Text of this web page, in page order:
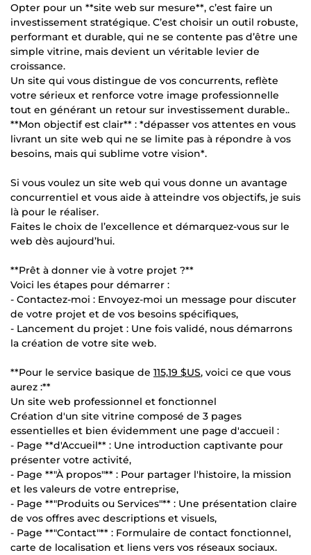
Opter pour un **site web sur mesure**, c’est faire un
investissement stratégique. C’est choisir un outil robuste,
performant et durable, qui ne se contente pas d’être une
simple vitrine, mais devient un véritable levier de
croissance.
Un site qui vous distingue de vos concurrents, reflète
votre sérieux et renforce votre image professionnelle
tout en générant un retour sur investissement durable..
**Mon objectif est clair** : *dépasser vos attentes en vous
livrant un site web qui ne se limite pas à répondre à vos
besoins, mais qui sublime votre vision*.
Si vous voulez un site web qui vous donne un avantage
concurrentiel et vous aide à atteindre vos objectifs, je suis
là pour le réaliser.
Faites le choix de l’excellence et démarquez-vous sur le
web dès aujourd’hui.
**Prêt à donner vie à votre projet ?**
Voici les étapes pour démarrer :
- Contactez-moi : Envoyez-moi un message pour discuter
de votre projet et de vos besoins spécifiques,
- Lancement du projet : Une fois validé, nous démarrons
la création de votre site web.
**Pour le service basique de 115,19 $US, voici ce que vous
aurez :**
Un site web professionnel et fonctionnel
Création d'un site vitrine composé de 3 pages
essentielles et bien évidemment une page d'accueil :
- Page **d'Accueil** : Une introduction captivante pour
présenter votre activité,
- Page **"À propos"** : Pour partager l'histoire, la mission
et les valeurs de votre entreprise,
- Page **"Produits ou Services"** : Une présentation claire
de vos offres avec descriptions et visuels,
- Page **"Contact"** : Formulaire de contact fonctionnel,
carte de localisation et liens vers vos réseaux sociaux.